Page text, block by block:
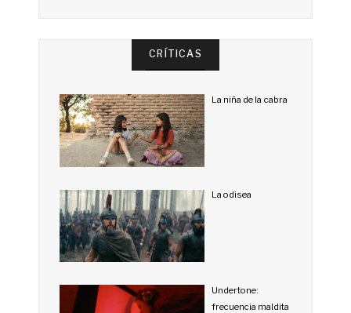
CRÍTICAS
La niña de la cabra
La odisea
Undertone:
frecuencia maldita